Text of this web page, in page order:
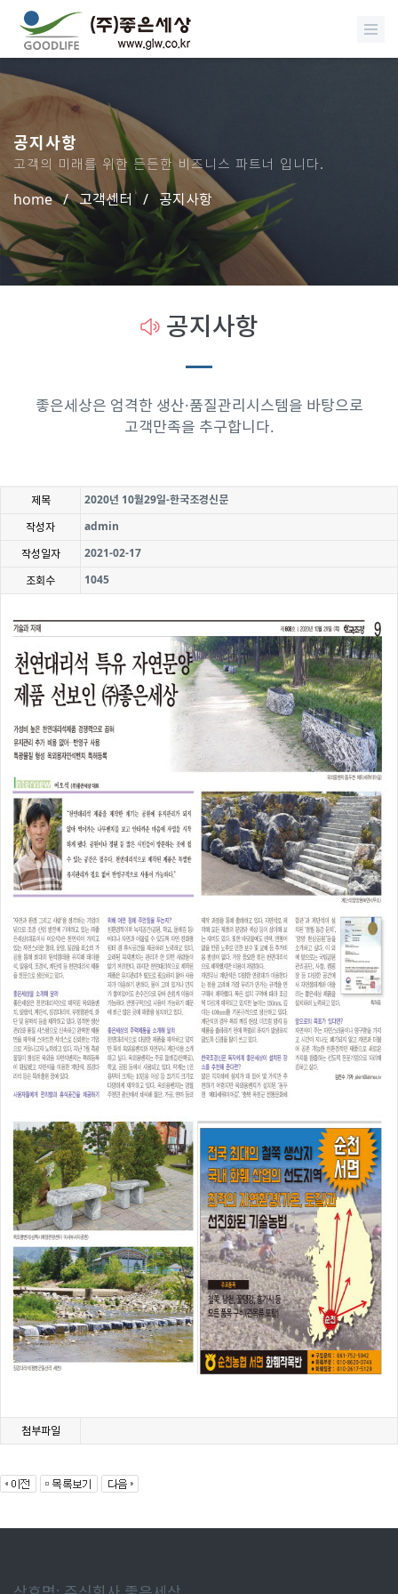
공지사항
고객의 미래를 위한 든든한 비즈니스 파트너 입니다.
home / 고객센터 / 공지사항
공지사항
좋은세상은 엄격한 생산·품질관리시스템을 바탕으로
고객만족을 추구합니다.
제목
2020년 10월29일-한국조경신문
작성자
admin
작성일자
2021-02-17
조회수
1045
첨부파일